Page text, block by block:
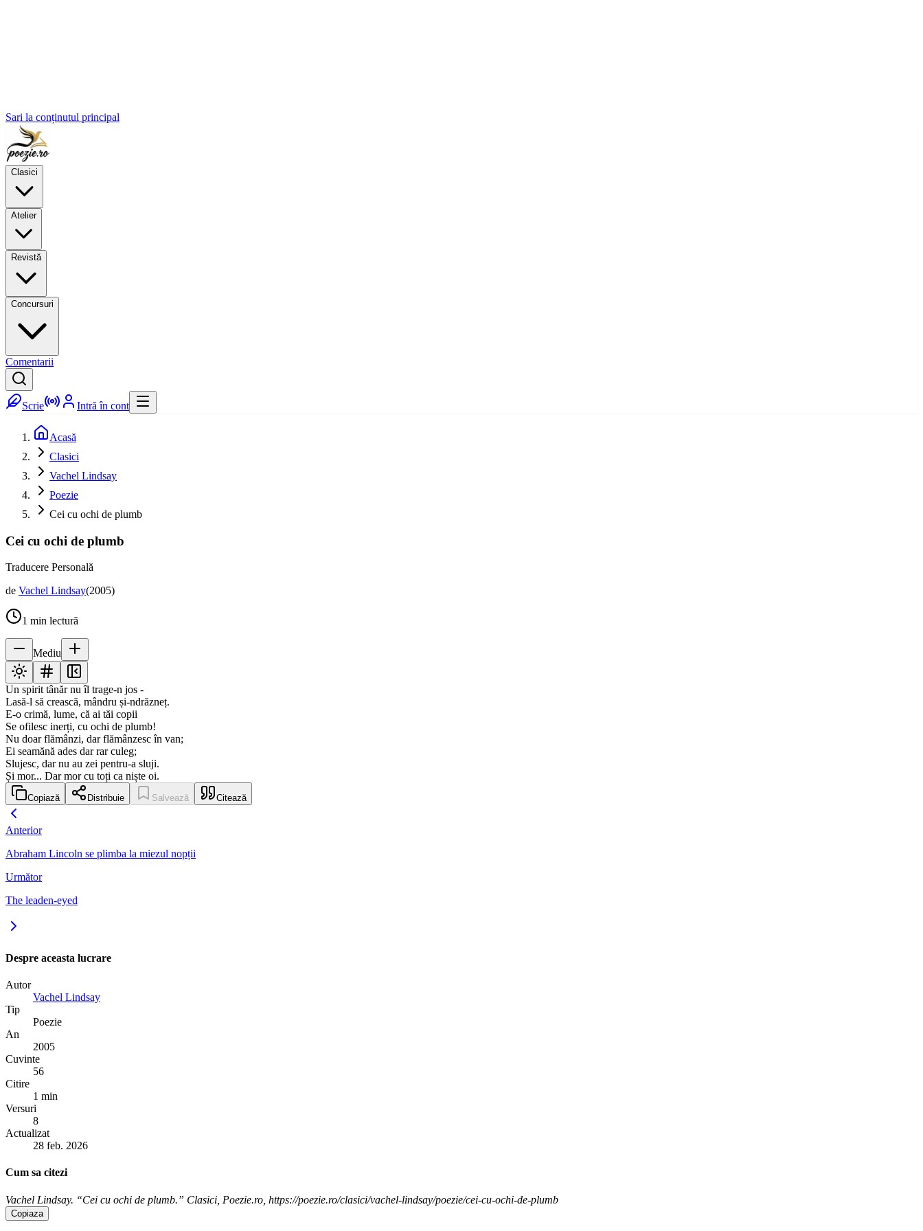
Sari la conținutul principal
Clasici
Atelier
Revistă
Concursuri
Comentarii
Scrie Intră în cont
Acasă
Clasici
Vachel Lindsay
Poezie
Cei cu ochi de plumb
Cei cu ochi de plumb
Traducere Personală
de Vachel Lindsay(2005)
1 min lectură
Mediu
Un spirit tânăr nu îl trage-n jos -
Lasă-l să crească, mândru și-ndrăzneț.
E-o crimă, lume, că ai tăi copii
Se ofilesc inerți, cu ochi de plumb!
Nu doar flămânzi, dar flămânzesc în van;
Ei seamănă ades dar rar culeg;
Slujesc, dar nu au zei pentru-a sluji.
Și mor... Dar mor cu toți ca niște oi.
Copiază Distribuie Salvează Citează
Anterior
Abraham Lincoln se plimba la miezul nopții
Următor
The leaden-eyed
Despre aceasta lucrare
Autor
Vachel Lindsay
Tip
Poezie
An
2005
Cuvinte
56
Citire
1 min
Versuri
8
Actualizat
28 feb. 2026
Cum sa citezi
Vachel Lindsay. “Cei cu ochi de plumb.” Clasici, Poezie.ro, https://poezie.ro/clasici/vachel-lindsay/poezie/cei-cu-ochi-de-plumb
Copiaza